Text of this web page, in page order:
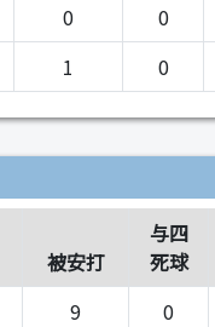
0 0
1 0
被安打
与四
死球
9 0